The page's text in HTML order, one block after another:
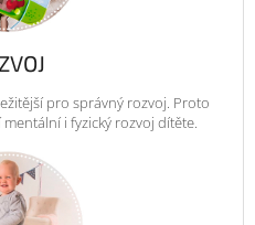
pro správný rozvoj. Proto
i fyzický rozvoj dítěte.